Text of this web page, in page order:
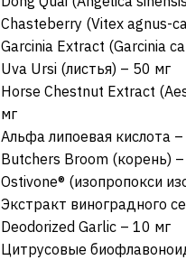
Chasteberry (Vitex agnus-
Garcinia Extract (Garcinia
Uva Ursi (листья) – 50 мг
Horse Chestnut Extract
мг
Альфа липоевая кислота
Butchers Broom (корень)
Ostivone® (изопропокси
Экстракт виноградного
Deodorized Garlic – 10 мг
Цитрусовые